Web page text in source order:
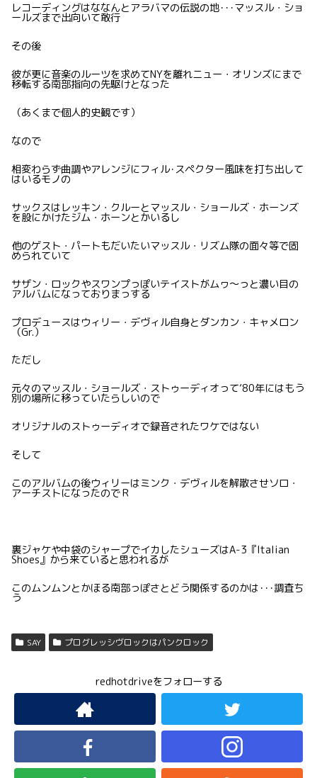
レコーディングはななんとアラバマの伝説の地･･･マッスル・ショ
ールズまで出向いて敢行
その後
彼が更に音楽のルーツを求めてNYを離れニュー・オリンズにまで
移転する南部指向の先駆けとなった
（あくまで個人的史観です）
なので
相変わらず曲調やアレンジにフィル･スペクター風味を打ち出して
はいるモノの
サックスはレッキン・クルーとマッスル・ショールズ・ホーンズ
を股にかけたジム・ホーンとかいるし
他のゲスト・パートもだいたいマッスル・リズム隊の面々等で固
められていて
サザン・ロックやスワンプっぽいテイストがムヮ〜っと濃い目の
アルバムになっておりまっする
プロデュースはウィリー・デヴィル自身とダンカン・キャメロン
（Gr.）
ただし
元々のマッスル・ショールズ・ストゥーディオって’80年にはもう
別の場所に移っていたらしいので
オリジナルのストゥーディオで録音されたワケではない
そして
このアルバムの後ウィリーはミンク・デヴィルを解散させソロ・
アーチストになったのでＲ
裏ジャケや中袋のシャープでイカしたシューズはA-3『Italian
Shoes』から来ていると思われるが
このムンムンとかほる南部っぽさとどう関係するのかは･･･調査ち
う
SAY プログレッシヴロックはパンクロック
redhotdriveをフォローする